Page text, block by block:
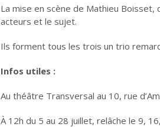
La mise en scène de Mathieu
acteurs et le sujet.
Ils forment tous les trois un trio
Infos utiles :
Au théâtre Transversal au 10, rue
À 12h du 5 au 28 juillet, relâche le 9,